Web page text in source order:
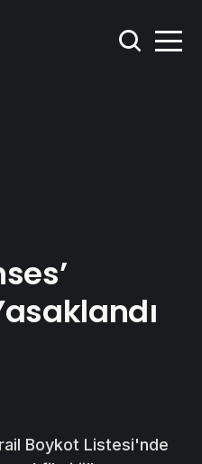
Boykot Listesi'nde